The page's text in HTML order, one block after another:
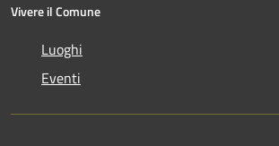
Vivere il Comune
Luoghi
Eventi